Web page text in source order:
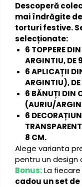
Descoperă
mai îndrăgite
torturi festive.
selecționate:
6 TOPPERE
ARGINTIU, DE
6 APLICAȚII
ARGINTIU), DE
6 BĂNUȚI DIN
(AURIU/
6
8 CM.
Alege varianta
pentru un design
Bonus:La
cadou un set